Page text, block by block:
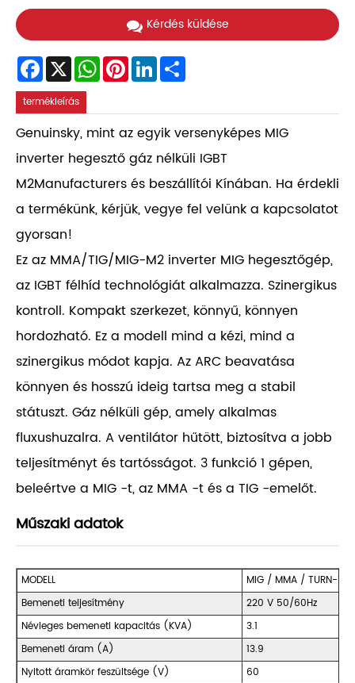
Kérdés küldése
Facebook
X WhatsAppPinterestLinkedIn
termékleírás
Genuinsky, mint az egyik versenyképes MIG
inverter hegesztő gáz nélküli IGBT
M2Manufacturers és beszállítói Kínában. Ha érdekli
a termékünk, kérjük, vegye fel velünk a kapcsolatot
gyorsan!
Ez az MMA/TIG/MIG-M2 inverter MIG hegesztőgép,
az IGBT félhíd technológiát alkalmazza. Szinergikus
kontroll. Kompakt szerkezet, könnyű, könnyen
hordozható. Ez a modell mind a kézi, mind a
szinergikus módot kapja. Az ARC beavatása
könnyen és hosszú ideig tartsa meg a stabil
státuszt. Gáz nélküli gép, amely alkalmas
fluxushuzalra. A ventilátor hűtött, biztosítva a jobb
teljesítményt és tartósságot. 3 funkció 1 gépen,
beleértve a MIG -t, az MMA -t és a TIG -emelőt.
Műszaki adatok
MODELL
MIG / MMA / TURN-
Bemeneti teljesítmény
220 V 50/60Hz
Névleges bemeneti kapacitás (KVA)
3.1
Bemeneti áram (A)
13.9
Nyitott áramkör feszültsége (V)
60